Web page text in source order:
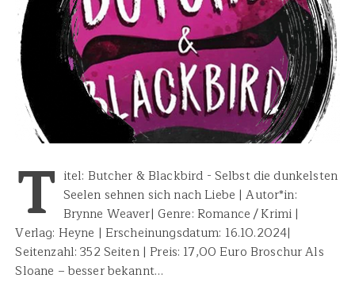
T itel: Butcher & Blackbird - Selbst die dunkelsten
Seelen sehnen sich nach Liebe | Autor*in:
Brynne Weaver| Genre: Romance / Krimi |
Verlag: Heyne | Erscheinungsdatum: 16.10.2024|
Seitenzahl: 352 Seiten | Preis: 17,00 Euro Broschur Als
Sloane – besser bekannt…